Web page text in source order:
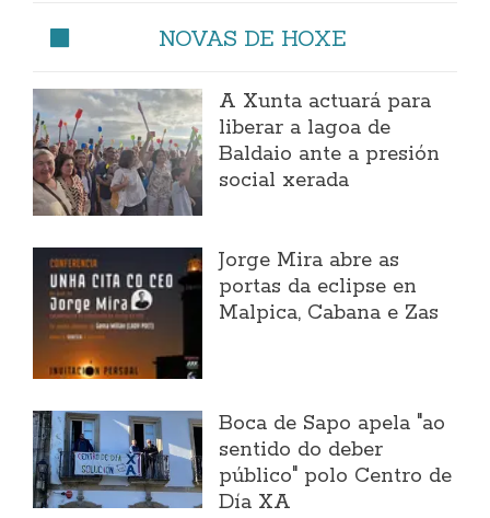
NOVAS DE HOXE
A Xunta actuará para
liberar a lagoa de
Baldaio ante a presión
social xerada
Jorge Mira abre as
portas da eclipse en
Malpica, Cabana e Zas
Boca de Sapo apela "ao
sentido do deber
público" polo Centro de
Día XA